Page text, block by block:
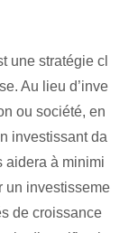
une stratégie cl
Au lieu d’inve
ou société, en
investissant da
aidera à minimi
un investisseme
de croissance